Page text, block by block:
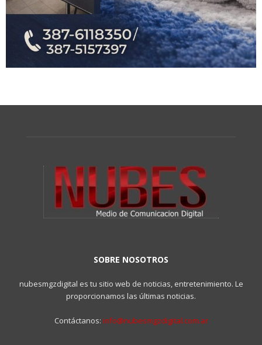
SOBRE NOSOTROS
nubesmgzdigital es tu sitio web de noticias, entretenimiento. Le
proporcionamos las últimas noticias.
Contáctanos: info@nubesmgzdigital.com.ar